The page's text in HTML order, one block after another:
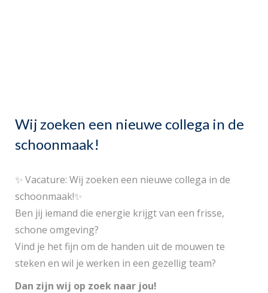
Wij zoeken een nieuwe collega in de
schoonmaak!
✨ Vacature: Wij zoeken een nieuwe collega in de
schoonmaak!✨
Ben jij iemand die energie krijgt van een frisse,
schone omgeving?
Vind je het fijn om de handen uit de mouwen te
steken en wil je werken in een gezellig team?
Dan zijn wij op zoek naar jou!